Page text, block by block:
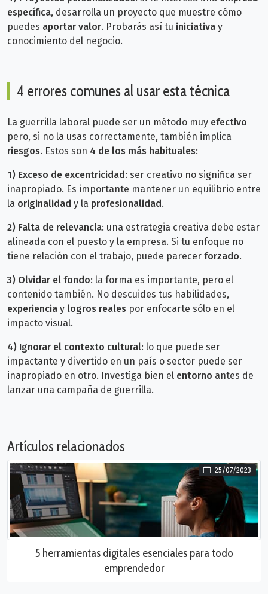
específica, desarrolla un proyecto que muestre cómo
puedes aportar valor. Probarás así tu iniciativa y
conocimiento del negocio.
4 errores comunes al usar esta técnica
La guerrilla laboral puede ser un método muy efectivo
pero, si no la usas correctamente, también implica
riesgos. Estos son 4 de los más habituales:
1) Exceso de excentricidad : ser creativo no significa ser
inapropiado. Es importante mantener un equilibrio entre
la originalidad y la profesionalidad .
2) Falta de relevancia: una estrategia creativa debe estar
alineada con el puesto y la empresa. Si tu enfoque no
tiene relación con el trabajo, puede parecer forzado.
3) Olvidar el fondo: la forma es importante, pero el
contenido también. No descuides tus habilidades,
experiencia y logros reales por enfocarte sólo en el
impacto visual.
4) Ignorar el contexto cultural: lo que puede ser
impactante y divertido en un país o sector puede ser
inapropiado en otro. Investiga bien el entorno antes de
lanzar una campaña de guerrilla.
Artículos relacionados
25/07/2023
5 herramientas digitales esenciales para todo
emprendedor